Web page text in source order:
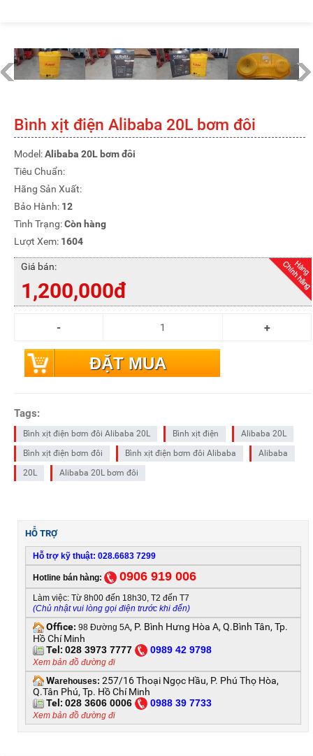
Bình xịt điện Alibaba 20L bơm đôi
Model:Alibaba 20L bơm đôi
Tiêu Chuẩn:
Hãng Sản Xuất:
Bảo Hành: 12
Tình Trạng:Còn hàng
Lượt Xem: 1604
Giá bán:
1,200,000đ
ĐẶT MUA
Tags:
Bình xịt điện bơm đôi Alibaba 20L Bình xịt điện
Alibaba 20L
Bình xịt điện bơm đôi
Bình xịt điện bơm đôi Alibaba
Alibaba
20L
Alibaba 20L bơm đôi
HỖ TRỢ
Hỗ trợ kỹ thuật: 028.6683 7299
Hotline bán hàng: 0906 919 006
Làm việc: Từ 8h00 đến 18h30, T2 đến T7
(Chủ nhật vui lòng gọi điện trước khi đến)
Office: 98 Đường 5A, P. Bình Hưng Hòa A, Q.Bình Tân, Tp.
Hồ Chí Minh
Tel: 028 3973 7777 0989 42 9798
Xem bản đồ đường đi
Warehouses: 257/16 Thoại Ngọc Hầu, P. Phú Thọ Hòa,
Q.Tân Phú, Tp. Hồ Chí Minh
Tel: 028 3606 0006 0988 39 7733
Xem bản đồ đường đi